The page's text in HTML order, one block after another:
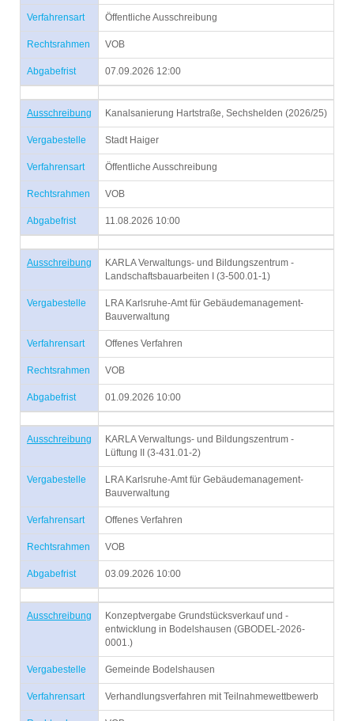
Verfahrensart Öffentliche Ausschreibung
Rechtsrahmen VOB
Abgabefrist 07.09.2026 12:00
Ausschreibung Kanalsanierung Hartstraße, Sechshelden (2026/25)
Vergabestelle Stadt Haiger
Verfahrensart Öffentliche Ausschreibung
Rechtsrahmen VOB
Abgabefrist 11.08.2026 10:00
Ausschreibung
KARLA Verwaltungs- und Bildungszentrum -
Landschaftsbauarbeiten I (3-500.01-1)
Vergabestelle
LRA Karlsruhe-Amt für Gebäudemanagement-
Bauverwaltung
Verfahrensart Offenes Verfahren
Rechtsrahmen VOB
Abgabefrist 01.09.2026 10:00
Ausschreibung
KARLA Verwaltungs- und Bildungszentrum -
Lüftung II (3-431.01-2)
Vergabestelle
LRA Karlsruhe-Amt für Gebäudemanagement-
Bauverwaltung
Verfahrensart Offenes Verfahren
Rechtsrahmen VOB
Abgabefrist 03.09.2026 10:00
Ausschreibung
Konzeptvergabe Grundstücksverkauf und -
entwicklung in Bodelshausen (GBODEL-2026-
0001.)
Vergabestelle Gemeinde Bodelshausen
Verfahrensart Verhandlungsverfahren mit Teilnahmewettbewerb